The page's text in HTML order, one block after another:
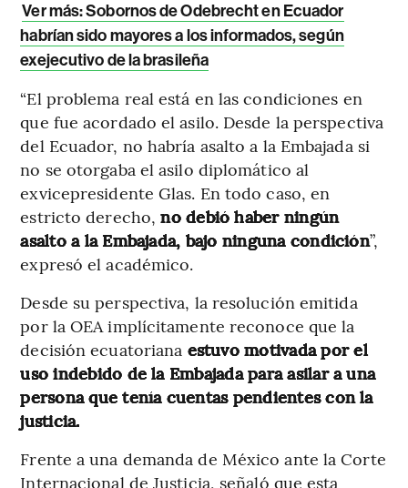
Ver más: Sobornos de Odebrecht en Ecuador
habrían sido mayores a los informados, según
exejecutivo de la brasileña
“El problema real está en las condiciones en
que fue acordado el asilo. Desde la perspectiva
del Ecuador, no habría asalto a la Embajada si
no se otorgaba el asilo diplomático al
exvicepresidente Glas. En todo caso, en
estricto derecho, no debió haber ningún
asalto a la Embajada, bajo ninguna condición”,
expresó el académico.
Desde su perspectiva, la resolución emitida
por la OEA implícitamente reconoce que la
decisión ecuatoriana estuvo motivada por el
uso indebido de la Embajada para asilar a una
persona que tenía cuentas pendientes con la
justicia.
Frente a una demanda de México ante la Corte
Internacional de Justicia, señaló que esta